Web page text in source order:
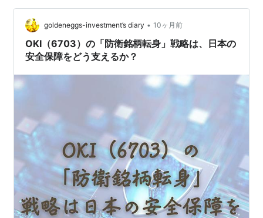
ルバム制作、ライブ活動を展開。安東ウメ子『イフン
ケ』をプロデュース後に発表した『ノーワンズ・ラン
ド』（2002年）では、打ち込みを多用したウポポの大
胆アレンジや、シベリア・チュクチ族や東ティモール、
エチオピアのアーティストと共演し、その高い作品性で
評価を得る。他アーティストの作品参加では角松敏生、
一十三十一などがある。
2) 隠岐空港の3レターコード
goldeneggs-investment’s diary • 10ヶ月前
OKI（6703）の「防衛銘柄転身」戦略は、日本の
安全保障をどう支えるか？